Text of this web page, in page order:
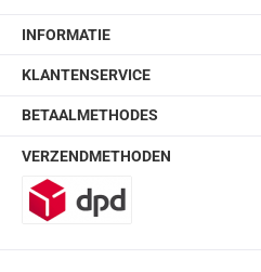
INFORMATIE
KLANTENSERVICE
BETAALMETHODES
VERZENDMETHODEN